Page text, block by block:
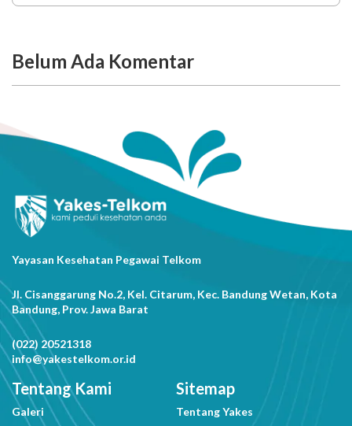
Belum Ada Komentar
Yayasan Kesehatan Pegawai Telkom
Jl. Cisanggarung No.2, Kel. Citarum, Kec. Bandung Wetan, Kota
Bandung, Prov. Jawa Barat
(022) 20521318
info@yakestelkom.or.id
Tentang Kami
Galeri
Sitemap
Tentang Yakes